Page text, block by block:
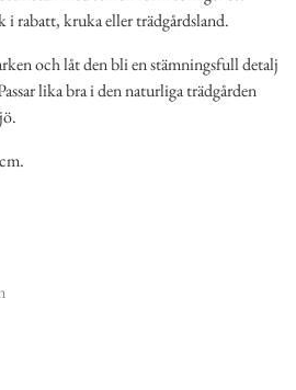
rabatt, kruka eller trädgårdsland.
och låt den bli en stämningsfull detalj
lika bra i den naturliga trädgården